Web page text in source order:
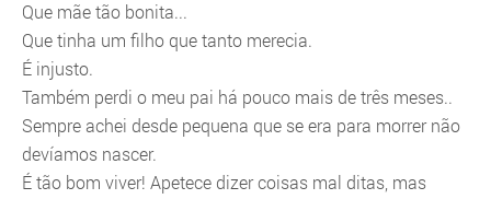
Que mãe tão bonita...
Que tinha um filho que tanto merecia.
É injusto.
Também perdi o meu pai há pouco mais de três meses..
Sempre achei desde pequena que se era para morrer não
devíamos nascer.
É tão bom viver! Apetece dizer coisas mal ditas, mas